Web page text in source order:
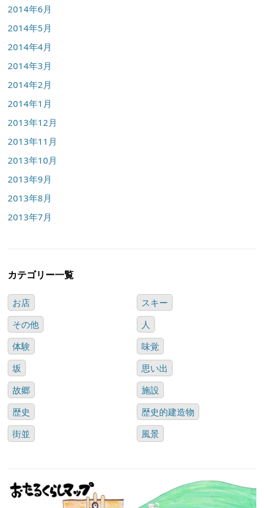
2014年6月
2014年5月
2014年4月
2014年3月
2014年2月
2014年1月
2013年12月
2013年11月
2013年10月
2013年9月
2013年8月
2013年7月
カテゴリー一覧
お店
スキー
その他
人
体験
味覚
坂
思い出
故郷
施設
歴史
歴史的建造物
街並
風景